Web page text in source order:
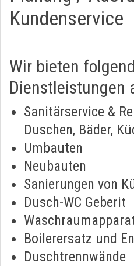
Kundenservice
Wir bieten
Dienstleistungen
Sanitärservice &
Duschen, Bäder,
Umbauten
Neubauten
Sanierungen von
Dusch-WC Geberit
Boilerersatz und
Duschtrennwände